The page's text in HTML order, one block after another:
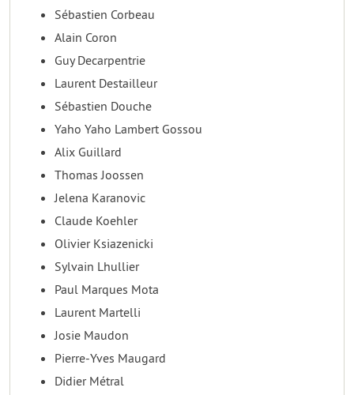
Sébastien Corbeau
Alain Coron
Guy Decarpentrie
Laurent Destailleur
Sébastien Douche
Yaho Yaho Lambert Gossou
Alix Guillard
Thomas Joossen
Jelena Karanovic
Claude Koehler
Olivier Ksiazenicki
Sylvain Lhullier
Paul Marques Mota
Laurent Martelli
Josie Maudon
Pierre-Yves Maugard
Didier Métral